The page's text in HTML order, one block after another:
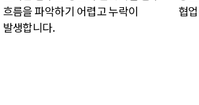
흐름을 파악하기 어렵고 누락이
발생합니다.
협